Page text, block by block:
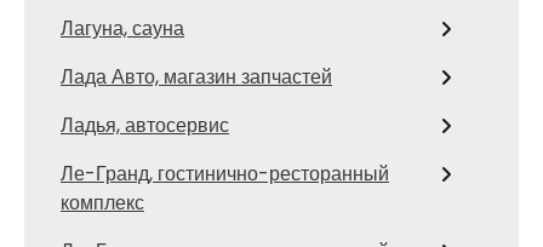
Лагуна, сауна
Лада Авто, магазин запчастей
Ладья, автосервис
Ле-Гранд, гостинично-ресторанный
комплекс